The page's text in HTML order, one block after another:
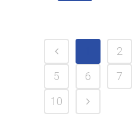
2
5
6 7
10